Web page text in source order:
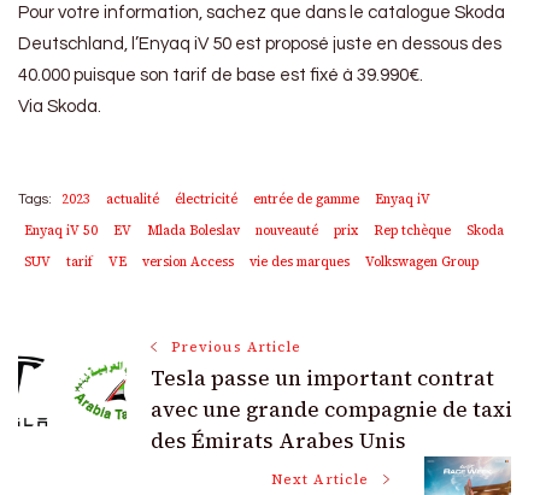
Pour votre information, sachez que dans le catalogue Skoda
Deutschland, l’Enyaq iV 50 est proposé juste en dessous des
40.000 puisque son tarif de base est fixé à 39.990€.
Via Skoda.
Tags: 2023 actualité électricité entrée de gamme
Enyaq iV
Enyaq iV 50
EV Mlada Boleslav nouveauté prix Rep tchèque
Skoda
SUV
tarif VE version Access vie des marques Volkswagen Group
Post
Navigation
Previous Article
Tesla passe un important contrat
avec une grande compagnie de taxi
des Émirats Arabes Unis
Next Article